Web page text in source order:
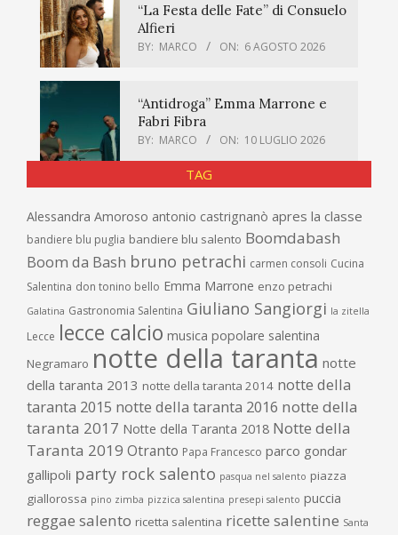
“La Festa delle Fate” di Consuelo
Alfieri
BY: MARCO ON: 6 AGOSTO 2026
“Antidroga” Emma Marrone e
Fabri Fibra
BY: MARCO ON: 10 LUGLIO 2026
TAG
Alessandra Amoroso antonio castrignanò apres la classe
bandiere blu puglia bandiere blu salento Boomdabash
Boom da Bash bruno petrachi carmen consoli Cucina
Salentina don tonino bello Emma Marrone enzo petrachi
Galatina Gastronomia Salentina Giuliano Sangiorgi la zitella
Lecce lecce calcio musica popolare salentina
Negramaro notte della taranta notte
della taranta 2013 notte della taranta 2014 notte della
taranta 2015 notte della taranta 2016 notte della
taranta 2017 Notte della Taranta 2018 Notte della
Taranta 2019 Otranto Papa Francesco parco gondar
gallipoli party rock salento pasqua nel salento piazza
giallorossa pino zimba pizzica salentina presepi salento puccia
reggae salento ricetta salentina ricette salentine Santa